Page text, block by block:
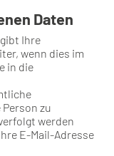
Daten
Ihre
wenn dies im
in die
zu
werden
E-Mail-Adresse